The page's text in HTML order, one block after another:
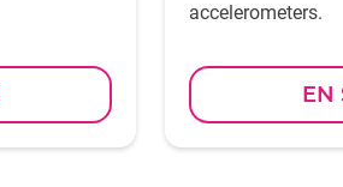
accelerometers.
EN